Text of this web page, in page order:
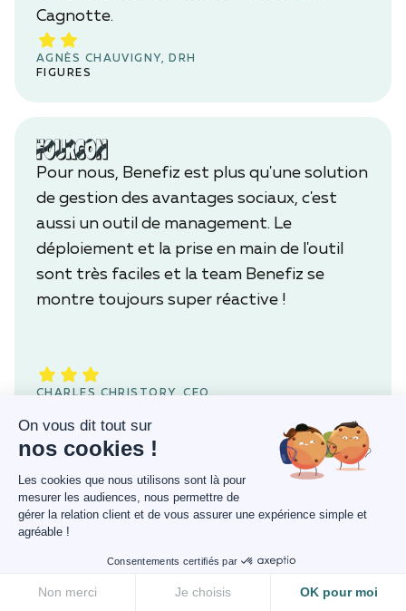
Cagnotte.
AGNÈS CHAUVIGNY, DRH
FIGURES
Pour nous, Benefiz est plus qu'une solution
de gestion des avantages sociaux, c'est
aussi un outil de management. Le
déploiement et la prise en main de l'outil
sont très faciles et la team Benefiz se
montre toujours super réactive !
CHARLES CHRISTORY, CEO
Je souhaitais retravailler l'ensemble de nos
avantages sociaux et proposer à nos
salariés une solution avantageuse et facile
à utiliser : c'est trouvé ! Les experts Benefiz
On vous dit tout sur
nos cookies !
Les cookies que nous utilisons sont là pour
mesurer les audiences, nous permettre de
gérer la relation client et de vous assurer une expérience simple et
agréable !
Consentements certifiés par
Non merci Je choisis OK pour moi